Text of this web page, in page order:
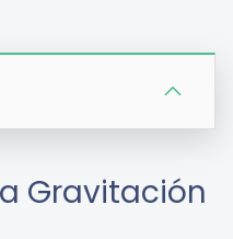
Gravitación